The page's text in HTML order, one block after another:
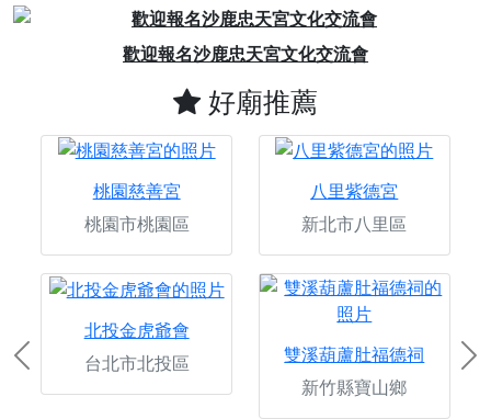
鹿忠天宮文化交流會
好廟推薦
桃園慈善宮
桃園市桃園區
八里紫德宮
新北市八里區
北投金虎爺會
台北市北投區
雙溪葫蘆肚福德祠
新竹縣寶山鄉
Previous